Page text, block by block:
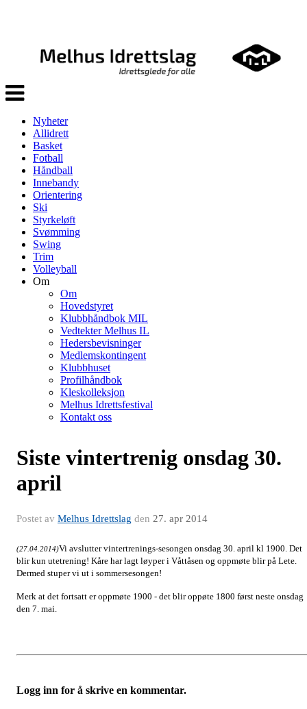
Veksle
navigasjon
Nyheter
Allidrett
Basket
Fotball
Håndball
Innebandy
Orientering
Ski
Styrkeløft
Svømming
Swing
Trim
Volleyball
Om
Om
Hovedstyret
Klubbhåndbok MIL
Vedtekter Melhus IL
Hedersbevisninger
Medlemskontingent
Klubbhuset
Profilhåndbok
Kleskolleksjon
Melhus Idrettsfestival
Kontakt oss
Siste vintertrenig onsdag 30.
april
Postet av Melhus Idrettslag den 27. apr 2014
(27.04.2014)Vi avslutter vintertrenings-sesongen onsdag 30. april kl 1900. Det
blir kun utetrening! Kåre har lagt løyper i Våttåsen og oppmøte blir på Lete.
Dermed stuper vi ut i sommersesongen!
Merk at det fortsatt er oppmøte 1900 - det blir oppøte 1800 først neste onsdag
den 7. mai.
Logg inn for å skrive en kommentar.